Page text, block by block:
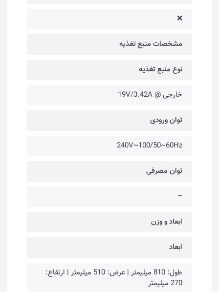
❌
مشخصات منبع تغذیه
نوع منبع تغذیه
خارجی @ 19V/3.42A
توان ورودی
240V~100/50~60Hz
توان مصرفی
–
ابعاد و وزن
ابعاد
طول: 810 میلیمتر | عرض: 510 میلیمتر | ارتفاع:
270 میلیمتر